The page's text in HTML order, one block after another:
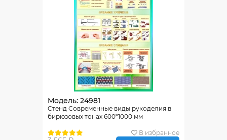
Модель: 24981
Стенд Современные виды рукоделия в
бирюзовых тонах 600*1000 мм
В избранное